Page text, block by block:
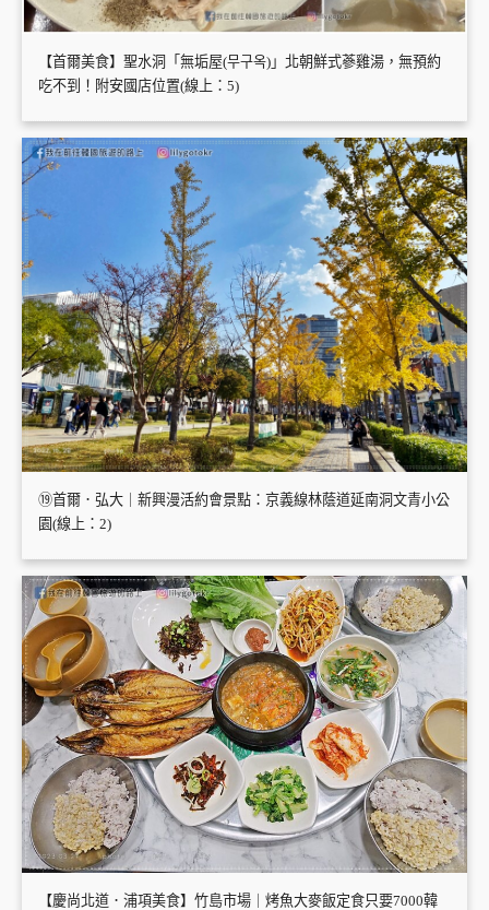
【首爾美食】聖水洞「無垢屋(무구옥)」北朝鮮式蔘雞湯，無預約
吃不到！附安國店位置(線上：5)
⑲首爾．弘大｜新興漫活約會景點：京義線林蔭道延南洞文青小公
園(線上：2)
【慶尚北道．浦項美食】竹島市場｜烤魚大麥飯定食只要7000韓